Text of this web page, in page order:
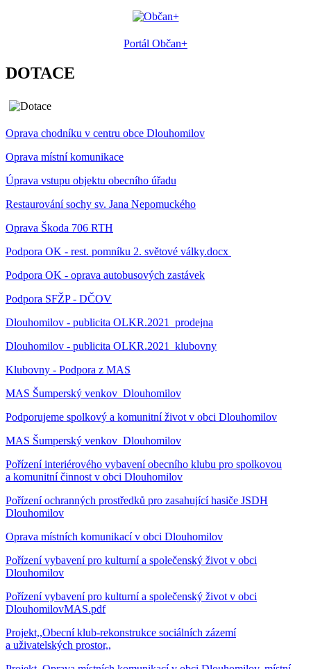
Portál Občan+
DOTACE
Oprava chodníku v centru obce Dlouhomilov
Oprava místní komunikace
Úprava vstupu objektu obecního úřadu
Restaurování sochy sv. Jana Nepomuckého
Oprava Škoda 706 RTH
Podpora OK - rest. pomníku 2. světové války.docx
Podpora OK - oprava autobusových zastávek
Podpora SFŽP - DČOV
Dlouhomilov - publicita OLKR.2021_prodejna
Dlouhomilov - publicita OLKR.2021_klubovny
Klubovny - Podpora z MAS
MAS Šumperský venkov_Dlouhomilov
Podporujeme spolkový a komunitní život v obci Dlouhomilov
MAS Šumperský venkov_Dlouhomilov
Pořízení interiérového vybavení obecního klubu pro spolkovou
a komunitní činnost v obci Dlouhomilov
Pořízení ochranných prostředků pro zasahující hasiče JSDH
Dlouhomilov
Oprava místních komunikací v obci Dlouhomilov
Pořízení vybavení pro kulturní a společenský život v obci
Dlouhomilov
Pořízení vybavení pro kulturní a společenský život v obci
DlouhomilovMAS.pdf
Projekt,,Obecní klub-rekonstrukce sociálních zázemí
a uživatelských prostor,,